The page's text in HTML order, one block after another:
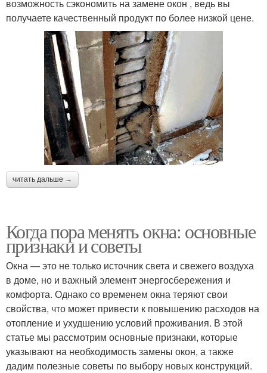
возможность сэкономить на замене окон , ведь вы
получаете качественный продукт по более низкой цене.
читать дальше →
Когда пора менять окна: основные
признаки и советы
Окна — это не только источник света и свежего воздуха
в доме, но и важный элемент энергосбережения и
комфорта. Однако со временем окна теряют свои
свойства, что может привести к повышению расходов на
отопление и ухудшению условий проживания. В этой
статье мы рассмотрим основные признаки, которые
указывают на необходимость замены окон, а также
дадим полезные советы по выбору новых конструкций.